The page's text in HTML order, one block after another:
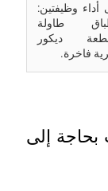
أداء وظيفتين:
طاولة
ديكور
فاخرة.
بحاجة إلى